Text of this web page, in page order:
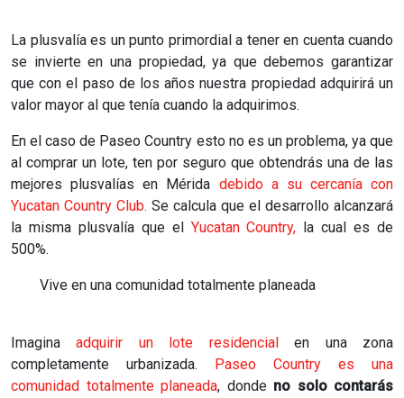
La plusvalía es un punto primordial a tener en cuenta cuando
se invierte en una propiedad, ya que debemos garantizar
que con el paso de los años nuestra propiedad adquirirá un
valor mayor al que tenía cuando la adquirimos.
En el caso de Paseo Country esto no es un problema, ya que
al comprar un lote, ten por seguro que obtendrás una de las
mejores plusvalías en Mérida debido a su cercanía con
Yucatan Country Club. Se calcula que el desarrollo alcanzará
la misma plusvalía que el Yucatan Country, la cual es de
500%.
Vive en una comunidad totalmente planeada
Imaginaadquirir un lote residencial
en una zona
completamente urbanizada.
Paseo Country es una
comunidad totalmente planeada, donde no solo contarás